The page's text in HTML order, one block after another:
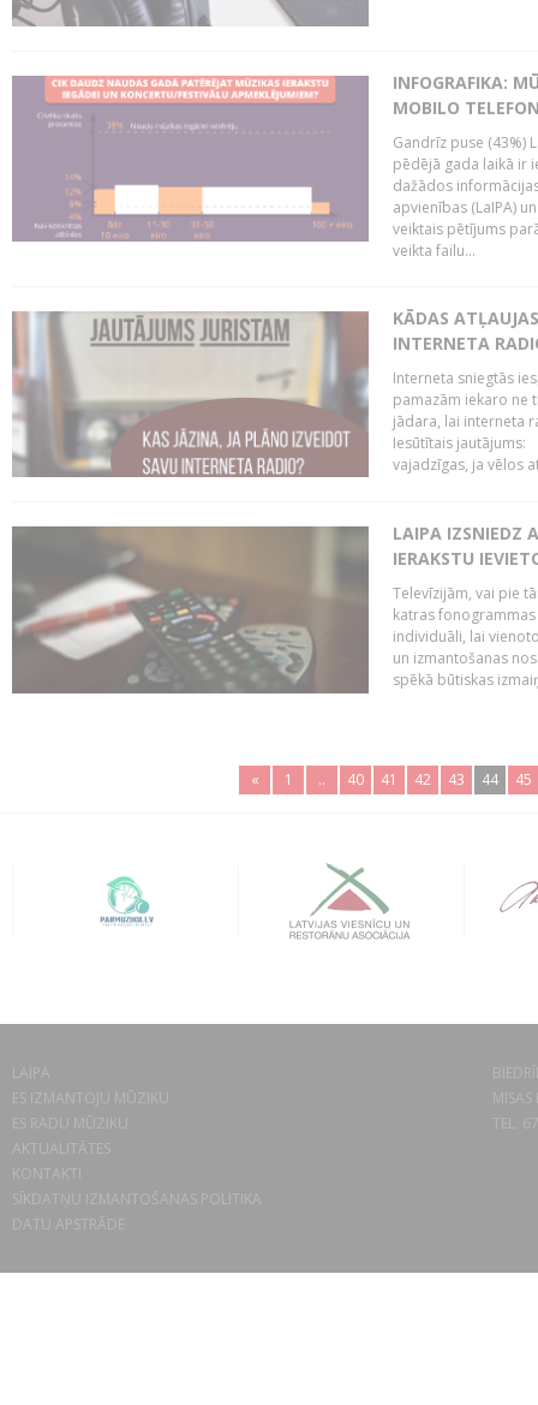
INFOGRAFIKA:
MOBILO
Gandrīz puse (43%)
pēdējā gada laikā ir
dažādos
apvienības (LaIPA)
veiktais pētījums
veikta failu...
KĀDAS
INTERNETA
Interneta sniegtās
pamazām iekaro ne
jādara, lai interneta
Iesūtītais jautājums:
vajadzīgas, ja vēlos
LAIPA IZSNIEDZ
IERAKSTU
Televīzijām, vai pie
katras
individuāli, lai
un izmantošanas
spēkā būtiskas
« 1 .. 40 41 42 43 44 45
LAIPA
ES IZMANTOJU MŪZIKU
ES RADU MŪZIKU
AKTUALITĀTES
KONTAKTI
SĪKDATŅU IZMANTOŠANAS POLITIKA
DATU APSTRĀDE
TEL.